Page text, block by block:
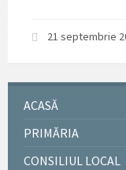
21 septembrie
ACASĂ
PRIMĂRIA
CONSILIUL LOCAL